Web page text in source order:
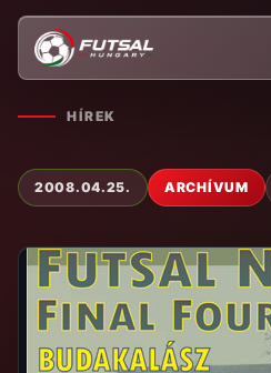
HÍREK
2008.04.25. ARCHÍVUM